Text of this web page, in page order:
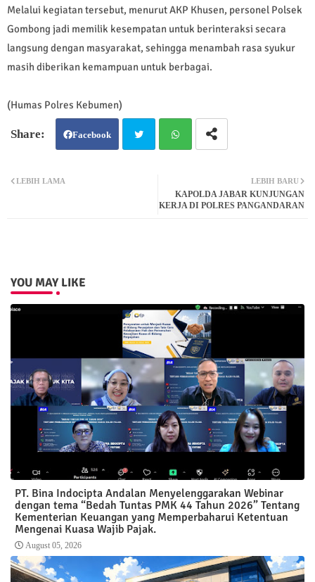
Melalui kegiatan tersebut, menurut AKP Khusen, personel Polsek
Gombong jadi memilik kesempatan untuk berinteraksi secara
langsung dengan masyarakat, sehingga menambah rasa syukur
masih diberikan kemampuan untuk berbagai.
(Humas Polres Kebumen)
Facebook
atsa
LEBIH BARU
KAPOLDA JABAR KUNJUNGAN
KERJA DI POLRES PANGANDARAN
LEBIH LAMA
YOU MAY LIKE
PT. Bina Indocipta Andalan Menyelenggarakan Webinar
dengan tema “Bedah Tuntas PMK 44 Tahun 2026” Tentang
Kementerian Keuangan yang Memperbaharui Ketentuan
Mengenai Kuasa Wajib Pajak.
August 05, 2026